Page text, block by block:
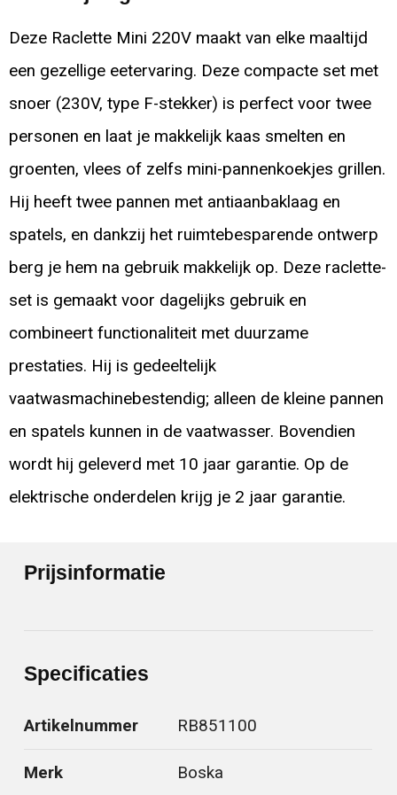
Deze Raclette Mini 220V maakt van elke maaltijd
een gezellige eetervaring. Deze compacte set met
snoer (230V, type F-stekker) is perfect voor twee
personen en laat je makkelijk kaas smelten en
groenten, vlees of zelfs mini-pannenkoekjes grillen.
Hij heeft twee pannen met antiaanbaklaag en
spatels, en dankzij het ruimtebesparende ontwerp
berg je hem na gebruik makkelijk op. Deze raclette-
set is gemaakt voor dagelijks gebruik en
combineert functionaliteit met duurzame
prestaties. Hij is gedeeltelijk
vaatwasmachinebestendig; alleen de kleine pannen
en spatels kunnen in de vaatwasser. Bovendien
wordt hij geleverd met 10 jaar garantie. Op de
elektrische onderdelen krijg je 2 jaar garantie.
Prijsinformatie
Specificaties
Artikelnummer RB851100
Merk Boska